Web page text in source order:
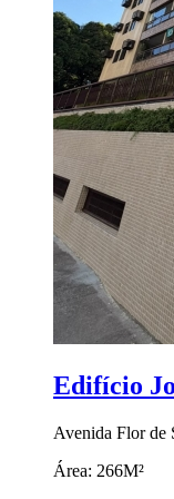
Edifício
Avenida Flor de
Área: 266M²